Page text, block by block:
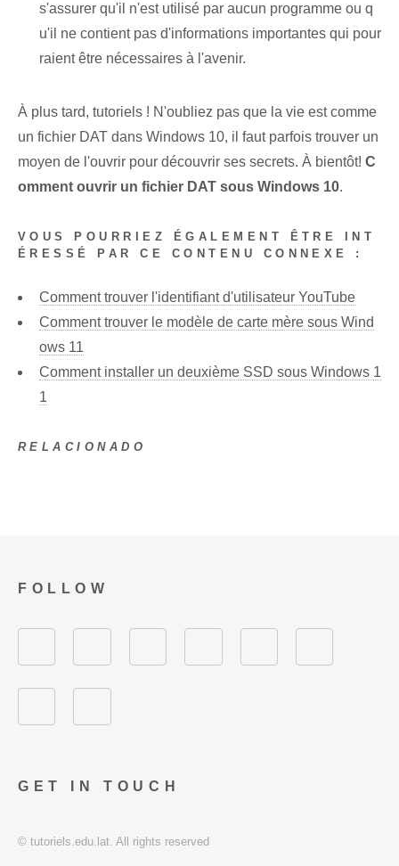
s'assurer qu'il n'est utilisé par aucun programme ou q
u'il ne contient pas d'informations importantes qui pour
raient être nécessaires à l'avenir.
À plus tard, tutoriels ! N'oubliez pas que la vie est comme
un fichier DAT dans Windows 10, il faut parfois trouver un
moyen de l'ouvrir pour découvrir ses secrets. À bientôt! C
omment ouvrir un fichier DAT sous Windows 10.
VOUS POURRIEZ ÉGALEMENT ÊTRE INT
ÉRESSÉ PAR CE CONTENU CONNEXE :
Comment trouver l'identifiant d'utilisateur YouTube
Comment trouver le modèle de carte mère sous Wind
ows 11
Comment installer un deuxième SSD sous Windows 1
1
RELACIONADO
GET IN TOUCH
FOLLOW
© tutoriels.edu.lat. All rights reserved